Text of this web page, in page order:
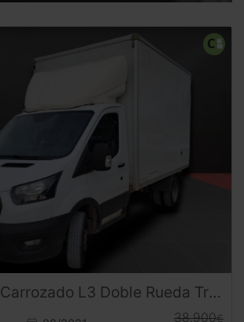
Carrozado L3 Doble Rueda Trasera 170CV
38.900€